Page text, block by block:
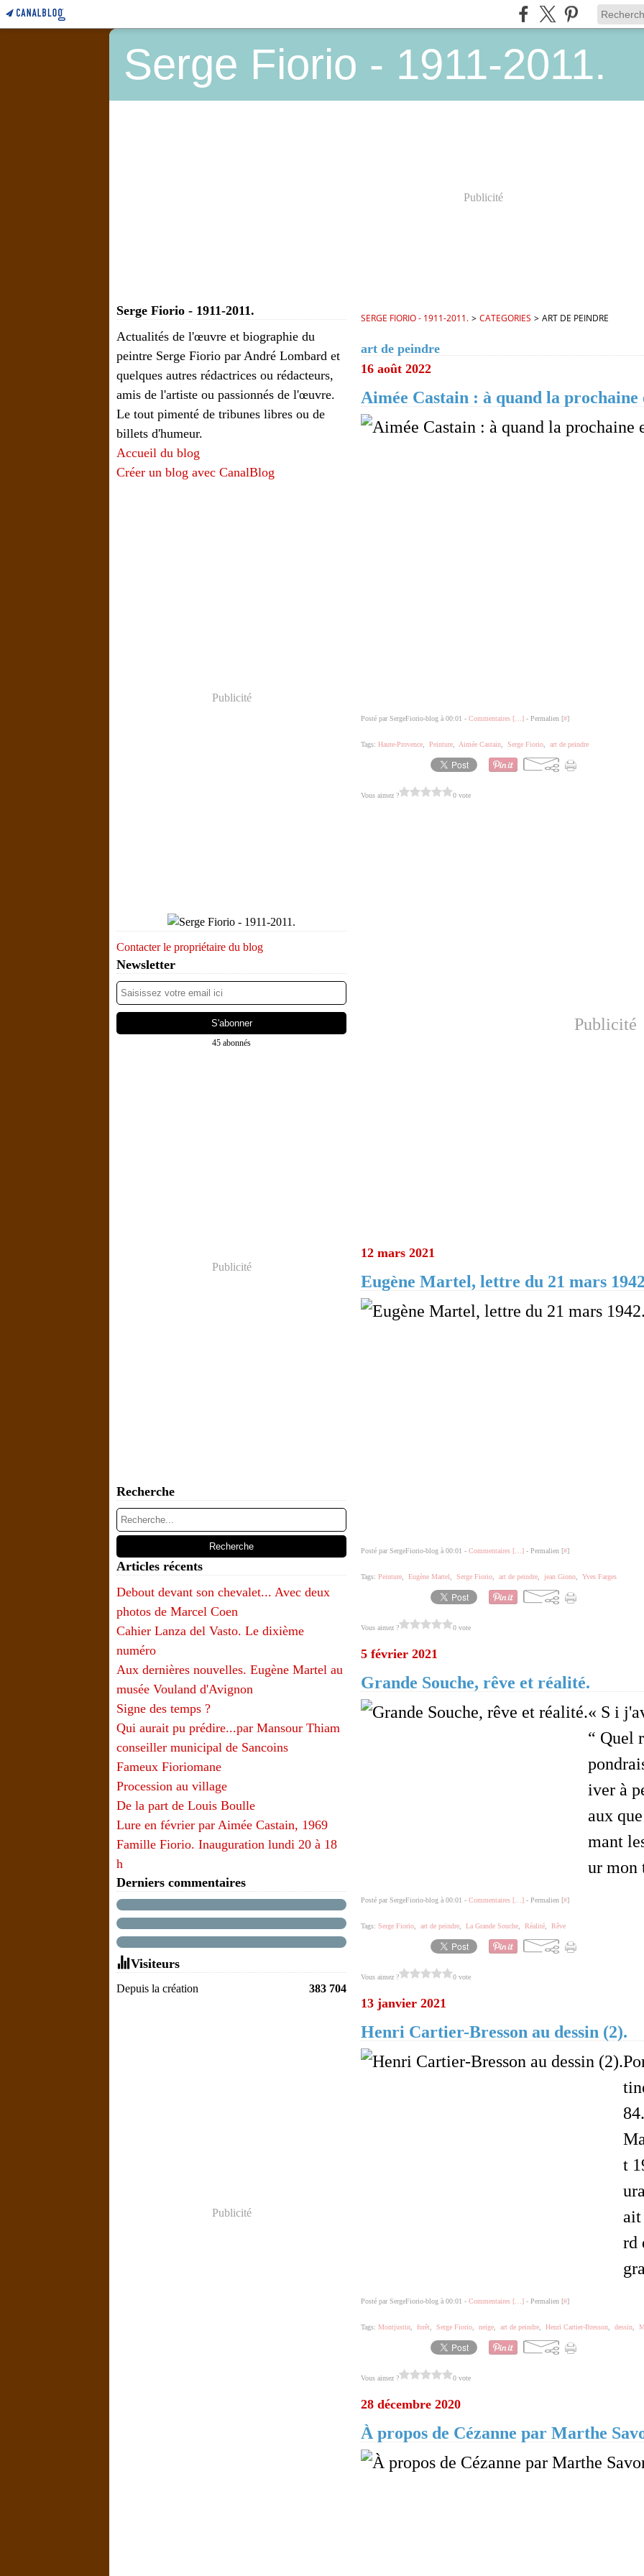
Serge Fiorio - 1911-2011.
Publicité
Serge Fiorio - 1911-2011.
Actualités de l'œuvre et biographie du
peintre Serge Fiorio par André Lombard et
quelques autres rédactrices ou rédacteurs,
amis de l'artiste ou passionnés de l'œuvre.
Le tout pimenté de tribunes libres ou de
billets d'humeur.
Accueil du blog
Créer un blog avec CanalBlog
Publicité
Contacter le propriétaire du blog
Newsletter
45 abonnés
Publicité
Recherche
Articles récents
Debout devant son chevalet... Avec deux
photos de Marcel Coen
Cahier Lanza del Vasto. Le dixième
numéro
Aux dernières nouvelles. Eugène Martel au
musée Vouland d'Avignon
Signe des temps ?
Qui aurait pu prédire...par Mansour Thiam
conseiller municipal de Sancoins
Fameux Fioriomane
Procession au village
De la part de Louis Boulle
Lure en février par Aimée Castain, 1969
Famille Fiorio. Inauguration lundi 20 à 18
h
Derniers commentaires
Visiteurs
Depuis la création 383 704
Publicité
SERGE FIORIO - 1911-2011. > CATEGORIES > ART DE PEINDRE
art de peindre
16 août 2022
Aimée Castain : à quand la prochaine
Posté par SergeFiorio-blog à 00:01 - Commentaires [ ] - Permalien [#]
Tags: Haute-Provence Peinture Aimée Castain Serge Fiorio art de peindre
Vous aimez ? 0 vote
Publicité
12 mars 2021
Eugène Martel, lettre du 21 mars
Posté par SergeFiorio-blog à 00:01 - Commentaires [ ] - Permalien [#]
Tags: Peinture Eugène Martel Serge Fiorio art de peindre jean Giono Yves Farges
Vous aimez ? 0 vote
5 février 2021
Grande Souche, rêve et réalité.
« S i
“ Quel
iver à
aux
mant
ur mon
Posté par SergeFiorio-blog à 00:01 - Commentaires [ ] - Permalien [#]
Tags: Serge Fiorio art de peindre La Grande Souche Réalité Rêve
Vous aimez ? 0 vote
13 janvier 2021
Henri Cartier-Bresson au dessin (2).
t
ait
rd
Posté par SergeFiorio-blog à 00:01 - Commentaires [ ] - Permalien [#]
Tags: Montjustin forêt Serge Fiorio neige art de peindre Henri Cartier-Bresson dessin
Vous aimez ? 0 vote
28 décembre 2020
À propos de Cézanne par Marthe